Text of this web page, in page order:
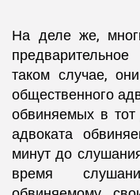
На деле же,
таком случае,
общественного
обвиняемых в
адвоката
минут до
время